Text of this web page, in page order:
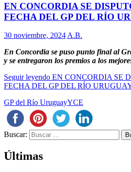
EN CONCORDIA SE
FECHA DEL GP DEL RÍO
30 noviembre, 2024 A.B.
En Concordia se puso punto final al
y se entregaron los premios a los
Seguir leyendo EN CONCORDIA SE
FECHA DEL GP DEL RÍO
GP del Río UruguayYCE
Buscar:
Últimas